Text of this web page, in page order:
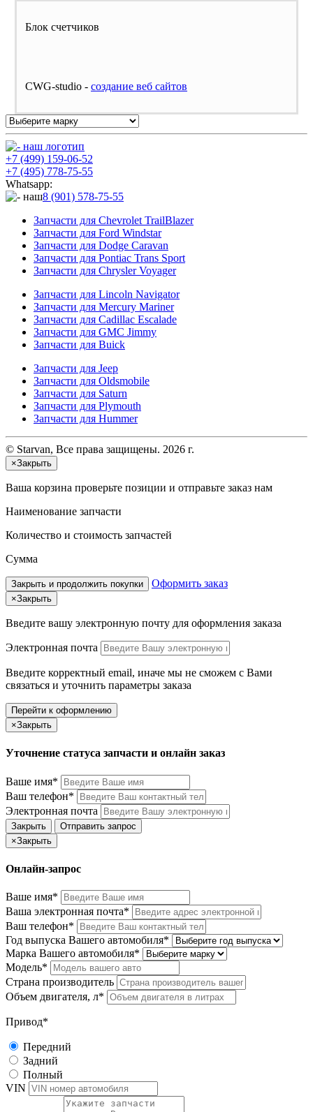
Блок счетчиков
CWG-studio - cоздание веб сайтов
+7 (499) 159-06-52
+7 (495) 778-75-55
Whatsapp:
8 (901) 578-75-55
Запчасти для Chevrolet TrailBlazer
Запчасти для Ford Windstar
Запчасти для Dodge Caravan
Запчасти для Pontiac Trans Sport
Запчасти для Chrysler Voyager
Запчасти для Lincoln Navigator
Запчасти для Mercury Mariner
Запчасти для Cadillac Escalade
Запчасти для GMC Jimmy
Запчасти для Buick
Запчасти для Jeep
Запчасти для Oldsmobile
Запчасти для Saturn
Запчасти для Plymouth
Запчасти для Hummer
© Starvan, Все права защищены. 2026 г.
×Закрыть
Ваша корзина проверьте позиции и отправьте заказ нам
Наименование запчасти
Количество и стоимость запчастей
Сумма
Закрыть и продолжить покупки Оформить заказ
×Закрыть
Введите вашу электронную почту для оформления заказа
Электронная почта
Введите корректный email, иначе мы не сможем с Вами
связаться и уточнить параметры заказа
Перейти к оформлению
×Закрыть
Уточнение статуса запчасти и онлайн заказ
Ваше имя*
Ваш телефон*
Электронная почта
Закрыть
Отправить запрос
×Закрыть
Онлайн-запрос
Ваше имя*
Ваша электронная почта*
Ваш телефон*
Год выпуска Вашего автомобиля*
Марка Вашего автомобиля*
Модель*
Страна производитель
Объем двигателя, л*
Привод*
Передний
Задний
Полный
VIN